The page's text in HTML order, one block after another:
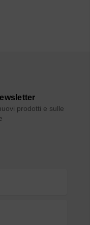
prodotti e sulle